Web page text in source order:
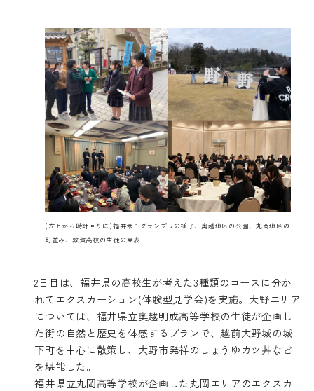
(左上から時計回りに)福井米１グランプリの様子、奥越地区の公園、丸岡地区の
町並み、敦賀高校の生徒の発表
2日目は、福井県の高校生が考えた3種類のコースに分か
れてエクスカーション(体験型見学会)を実施。大野エリア
については、福井県立奥越明成高等学校の生徒が企画し
た街の自然と歴史を体感するプランで、越前大野城の城
下町を中心に散策し、大野市発祥のしょうゆカツ丼など
を堪能した。
福井県立丸岡高等学校が企画した丸岡エリアのエクスカ